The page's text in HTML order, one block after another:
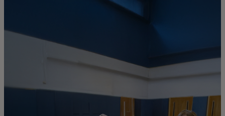
Pour l'entreprise